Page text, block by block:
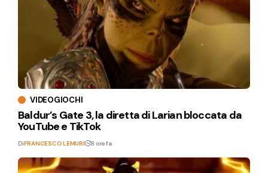
VIDEOGIOCHI
Baldur’s Gate 3, la diretta di Larian bloccata da
YouTube e TikTok
DiFRANCESCO LEMURI 8 ore fa